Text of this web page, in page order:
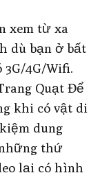
xem từ xa
dù bạn ở bất
4G/Wifi.
Quạt Để
khi có vật di
dung
thứ
lại có hình